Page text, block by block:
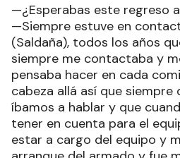
—¿Esperabas este regreso
—Siempre estuve en
(Saldaña), todos los años
siempre me contactaba y
pensaba hacer en cada
cabeza allá así que siempre
íbamos a hablar y que
tener en cuenta para el
estar a cargo del equipo y